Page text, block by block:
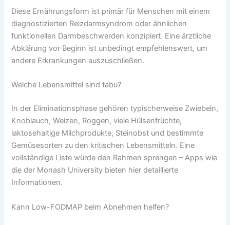
Diese Ernährungsform ist primär für Menschen mit einem
diagnostizierten Reizdarmsyndrom oder ähnlichen
funktionellen Darmbeschwerden konzipiert. Eine ärztliche
Abklärung vor Beginn ist unbedingt empfehlenswert, um
andere Erkrankungen auszuschließen.
Welche Lebensmittel sind tabu?
In der Eliminationsphase gehören typischerweise Zwiebeln,
Knoblauch, Weizen, Roggen, viele Hülsenfrüchte,
laktosehaltige Milchprodukte, Steinobst und bestimmte
Gemüsesorten zu den kritischen Lebensmitteln. Eine
vollständige Liste würde den Rahmen sprengen – Apps wie
die der Monash University bieten hier detaillierte
Informationen.
Kann Low-FODMAP beim Abnehmen helfen?